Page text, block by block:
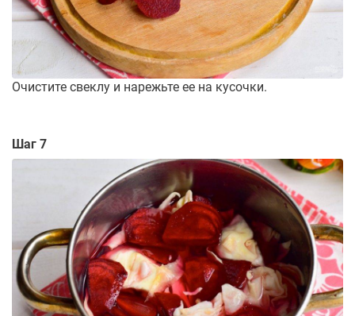
Очистите свеклу и нарежьте ее на кусочки.
Шаг 7